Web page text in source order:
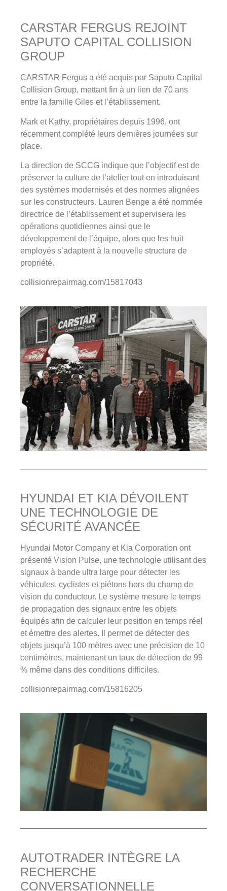
CARSTAR FERGUS REJOINT
SAPUTO CAPITAL COLLISION
GROUP
CARSTAR Fergus a été acquis par Saputo Capital
Collision Group, mettant fin à un lien de 70 ans
entre la famille Giles et l’établissement.
Mark et Kathy, propriétaires depuis 1996, ont
récemment complété leurs dernières journées sur
place.
La direction de SCCG indique que l’objectif est de
préserver la culture de l’atelier tout en introduisant
des systèmes modernisés et des normes alignées
sur les constructeurs. Lauren Benge a été nommée
directrice de l’établissement et supervisera les
opérations quotidiennes ainsi que le
développement de l’équipe, alors que les huit
employés s’adaptent à la nouvelle structure de
propriété.
collisionrepairmag.com/15817043
HYUNDAI ET KIA DÉVOILENT
UNE TECHNOLOGIE DE
SÉCURITÉ AVANCÉE
Hyundai Motor Company et Kia Corporation ont
présenté Vision Pulse, une technologie utilisant des
signaux à bande ultra large pour détecter les
véhicules, cyclistes et piétons hors du champ de
vision du conducteur. Le système mesure le temps
de propagation des signaux entre les objets
équipés afin de calculer leur position en temps réel
et émettre des alertes. Il permet de détecter des
objets jusqu’à 100 mètres avec une précision de 10
centimètres, maintenant un taux de détection de 99
% même dans des conditions difficiles.
collisionrepairmag.com/15816205
AUTOTRADER INTÈGRE LA
RECHERCHE
CONVERSATIONNELLE